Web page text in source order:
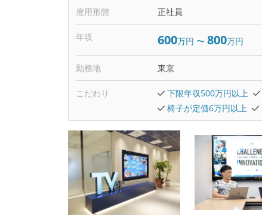
雇用形態 正社員
年収 600万円 〜 800万円
勤務地 東京
こだわり 下限年収500万円以上
椅子が定価6万円以上